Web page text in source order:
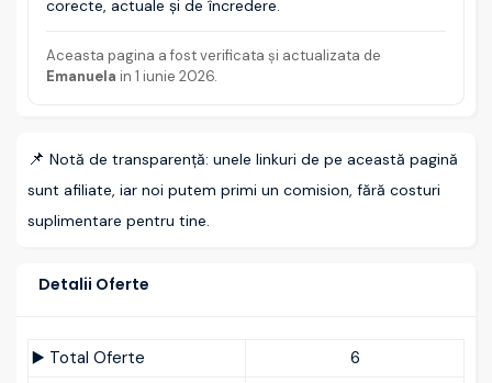
corecte, actuale și de încredere.
Aceasta pagina a fost verificata și actualizata de
Emanuela in 1 iunie 2026.
📌 Notă de transparență: unele linkuri de pe această pagină
sunt afiliate, iar noi putem primi un comision, fără costuri
suplimentare pentru tine.
Detalii Oferte
▶️ Total Oferte
6